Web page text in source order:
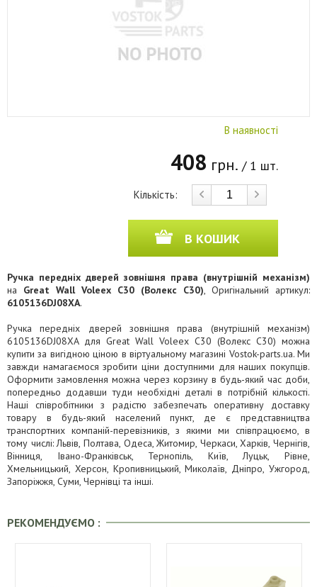
В наявності
408 грн. / 1 шт.
Кількість:
В КОШИК
Ручка передніх дверей зовнішня права (внутрішній механізм)
на Great Wall Voleex C30 (Волекс C30), Оригінальний артикул:
6105136DJ08XA.
Ручка передніх дверей зовнішня права (внутрішній механізм)
6105136DJ08XA для Great Wall Voleex C30 (Волекс C30) можна
купити за вигідною ціною в віртуальному магазині Vostok-parts.ua. Ми
завжди намагаємося зробити ціни доступними для наших покупців.
Оформити замовлення можна через корзину в будь-який час доби,
попередньо додавши туди необхідні деталі в потрібній кількості.
Наші співробітники з радістю забезпечать оперативну доставку
товару в будь-який населений пункт, де є представництва
транспортних компаній-перевізників, з якими ми співпрацюємо, в
тому числі: Львів, Полтава, Одеса, Житомир, Черкаси, Харків, Чернігів,
Вінниця, Івано-Франківськ, Тернопіль, Київ, Луцьк, Рівне,
Хмельницький, Херсон, Кропивницький, Миколаїв, Дніпро, Ужгород,
Запоріжжя, Суми, Чернівці та інші.
РЕКОМЕНДУЄМО :